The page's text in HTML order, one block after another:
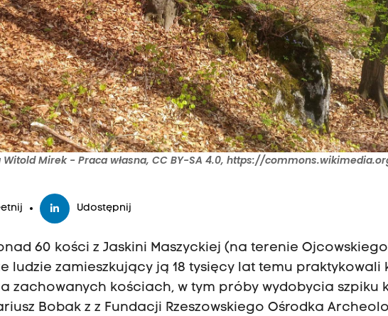
Mirek - Praca własna, CC BY-SA 4.0, https://
Udostępnij
60 kości z Jaskini Maszyckiej (na terenie
ludzie zamieszkujący ją 18 tysięcy lat temu praktykowali
zachowanych kościach, w tym próby wydobycia szpiku
Bobak z z Fundacji Rzeszowskiego Ośrodka